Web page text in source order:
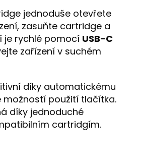
jednoduše otevřete
zasuňte cartridge a
je rychlé pomocí USB-C
zařízení v suchém
díky automatickému
možností použití tlačítka.
díky jednoduché
cartridgím.